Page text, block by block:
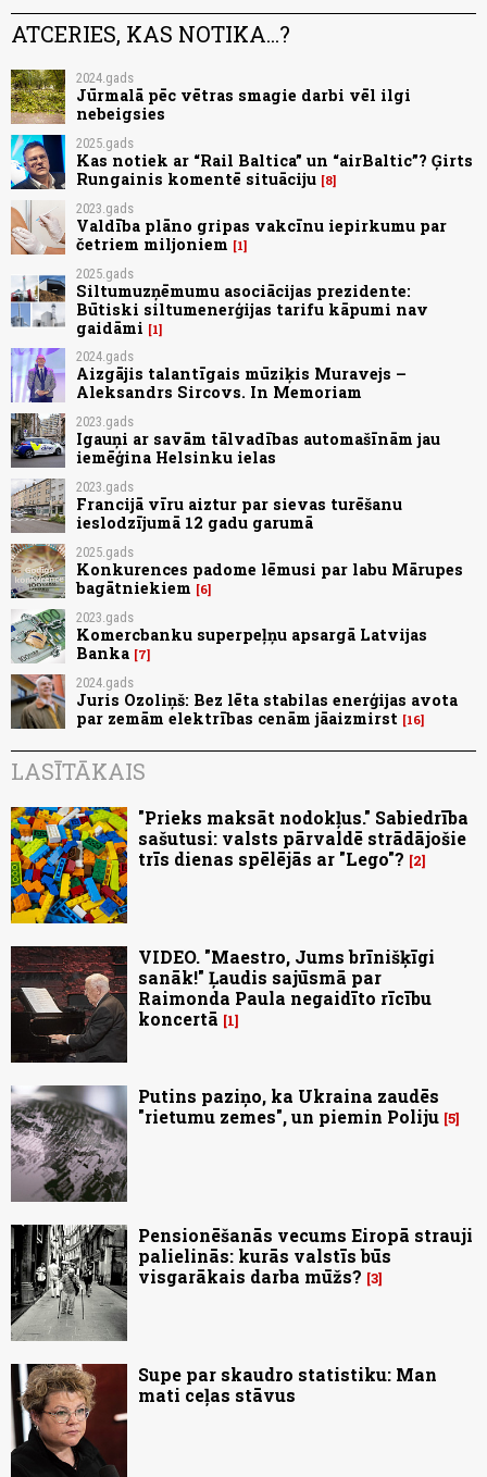
ATCERIES, KAS NOTIKA...?
2024.gads
Jūrmalā pēc vētras smagie darbi vēl ilgi
nebeigsies
2025.gads
Kas notiek ar “Rail Baltica” un “airBaltic”? Ģirts
Rungainis komentē situāciju 8
2023.gads
Valdība plāno gripas vakcīnu iepirkumu par
četriem miljoniem
1
2025.gads
Siltumuzņēmumu asociācijas prezidente:
Būtiski siltumenerģijas tarifu kāpumi nav
gaidāmi
1
2024.gads
Aizgājis talantīgais mūziķis Muravejs –
Aleksandrs Sircovs. In Memoriam
2023.gads
Igauņi ar savām tālvadības automašīnām jau
iemēģina Helsinku ielas
2023.gads
Francijā vīru aiztur par sievas turēšanu
ieslodzījumā 12 gadu garumā
2025.gads
Konkurences padome lēmusi par labu Mārupes
bagātniekiem
6
2023.gads
Komercbanku superpeļņu apsargā Latvijas
Banka 7
2024.gads
Juris Ozoliņš: Bez lēta stabilas enerģijas avota
par zemām elektrības cenām jāaizmirst 16
LASĪTĀKAIS
"Prieks maksāt nodokļus." Sabiedrība
sašutusi: valsts pārvaldē strādājošie
trīs dienas spēlējās ar "Lego"?
2
VIDEO. "Maestro, Jums brīnišķīgi
sanāk!" Ļaudis sajūsmā par
Raimonda Paula negaidīto rīcību
koncertā
1
Putins paziņo, ka Ukraina zaudēs
"rietumu zemes", un piemin Poliju 5
Pensionēšanās vecums Eiropā strauji
palielinās: kurās valstīs būs
visgarākais darba mūžs? 3
Supe par skaudro statistiku: Man
mati ceļas stāvus